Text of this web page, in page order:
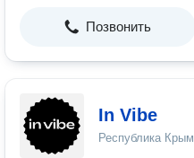
Позвонить
In Vibe
Республика Крым